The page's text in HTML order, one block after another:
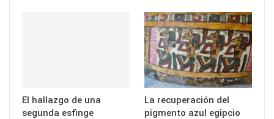
El hallazgo de una
segunda esfinge
La recuperación del
pigmento azul egipcio